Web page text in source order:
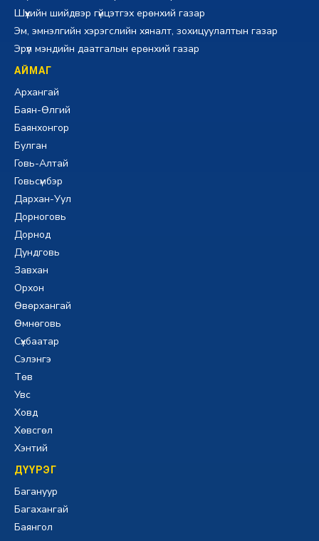
Шүүхийн шийдвэр гүйцэтгэх ерөнхий газар
Эм, эмнэлгийн хэрэгслийн хяналт, зохицуулалтын газар
Эрүүл мэндийн даатгалын ерөнхий газар
АЙМАГ
Архангай
Баян-Өлгий
Баянхонгор
Булган
Говь-Алтай
Говьсүмбэр
Дархан-Уул
Дорноговь
Дорнод
Дундговь
Завхан
Орхон
Өвөрхангай
Өмнөговь
Сүхбаатар
Сэлэнгэ
Төв
Увс
Ховд
Хөвсгөл
Хэнтий
ДҮҮРЭГ
Багануур
Багахангай
Баянгол